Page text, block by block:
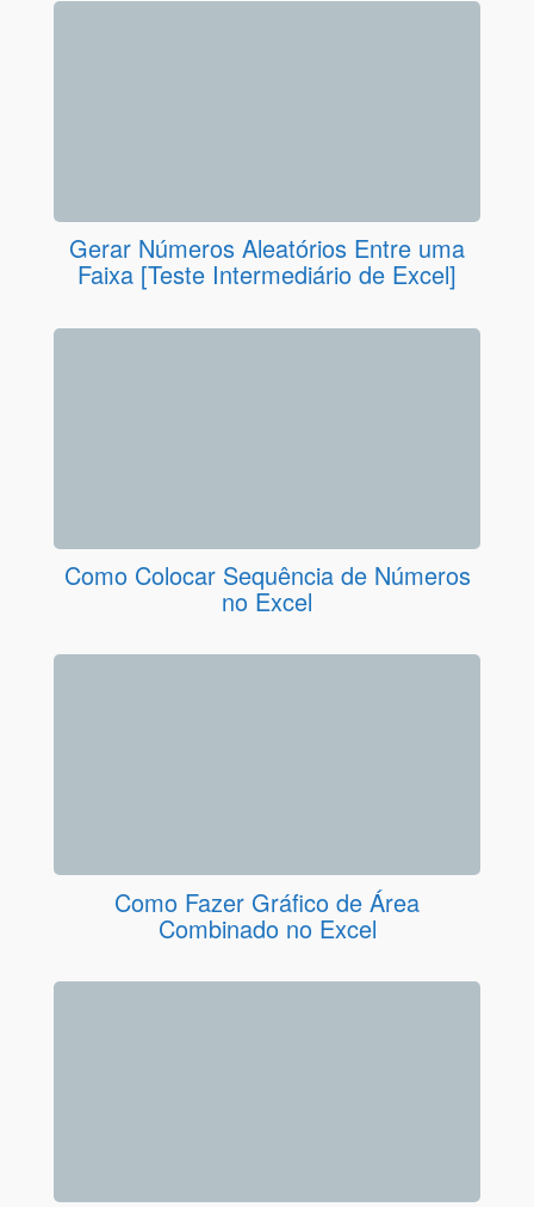
Gerar Números Aleatórios Entre uma
Faixa [Teste Intermediário de Excel]
Como Colocar Sequência de Números
no Excel
Como Fazer Gráfico de Área
Combinado no Excel